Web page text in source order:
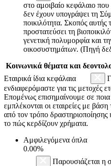
στο αμοιβαίο κεφάλαιο που
δεν έχουν υπογράψει τη
ποικιλότητα. Σκοπός αυτής
προστατεύσει τη
γενετική πολυμορφία και
οικοσυστημάτων. (Πηγή
Κοινωνικά θέματα και
Εταιρικά ίδια κεφάλαια
ενδιαφερόμαστε για τις μετοχές
Επομένως επισημαίνουμε σε
εμπλέκονται οι εταιρείες με
από τον τρόπο δραστηριοποίησης
το πώς κερδίζουν χρήματα.
Αμφιλεγόμενα όπλα
0.00%
Παρουσιάζεται η